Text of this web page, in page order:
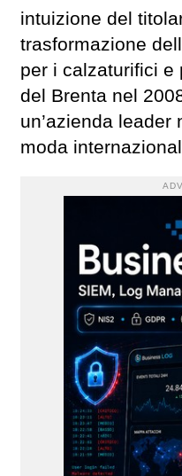
intuizione del
trasformazione
per i calzaturifici e
del Brenta nel
un’azienda leader
moda